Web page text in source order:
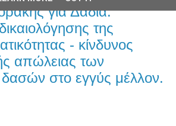
για Δαδιά:
της
- κίνδυνος
απώλειας των
στο εγγύς μέλλον.